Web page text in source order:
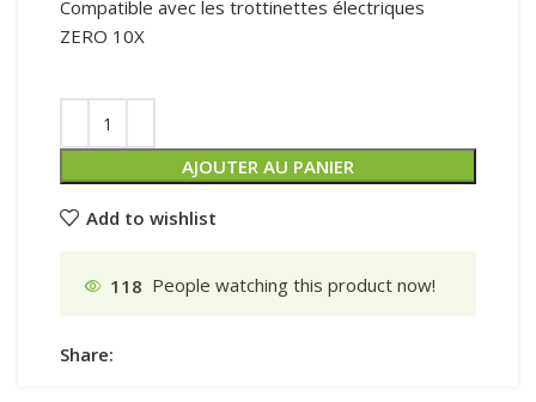
Compatible avec les trottinettes électriques
ZERO 10X
AJOUTER AU PANIER
Add to wishlist
118 People watching this product now!
Share: